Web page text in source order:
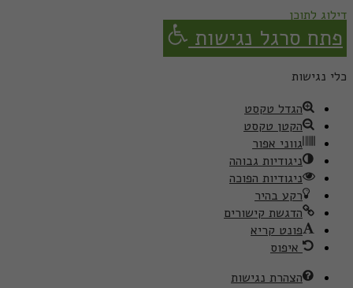
דילוג לתוכן
פתח סרגל נגישות
כלי נגישות
הגדל טקסט
הקטן טקסט
גווני אפור
ניגודיות גבוהה
ניגודיות הפוכה
רקע בהיר
הדגשת קישורים
פונט קריא
איפוס
הצהרת נגישות